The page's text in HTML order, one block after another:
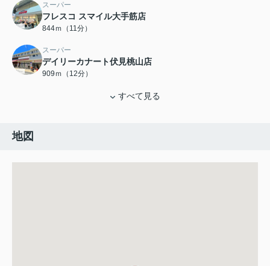
スーパー
フレスコ スマイル大手筋店
844ｍ（11分）
スーパー
デイリーカナート伏見桃山店
909ｍ（12分）
すべて見る
地図